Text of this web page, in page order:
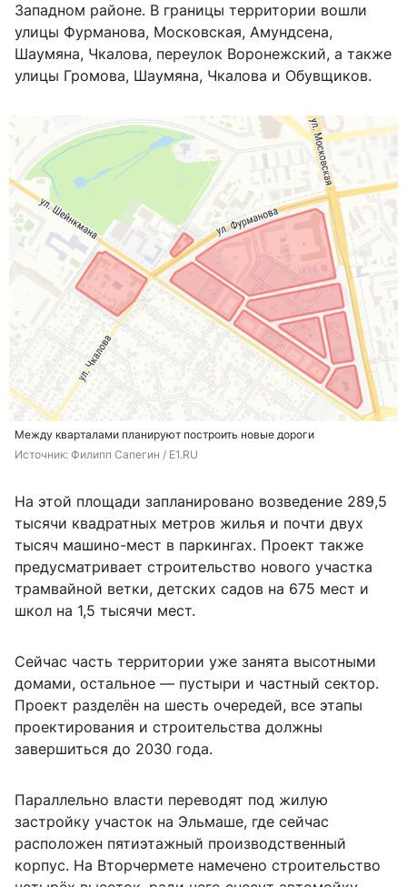
Западном районе. В границы территории вошли
улицы Фурманова, Московская, Амундсена,
Шаумяна, Чкалова, переулок Воронежский, а также
улицы Громова, Шаумяна, Чкалова и Обувщиков.
Между кварталами планируют построить новые дороги
Источник: Филипп Сапегин / E1.RU
На этой площади запланировано возведение 289,5
тысячи квадратных метров жилья и почти двух
тысяч машино-мест в паркингах. Проект также
предусматривает строительство нового участка
трамвайной ветки, детских садов на 675 мест и
школ на 1,5 тысячи мест.
Сейчас часть территории уже занята высотными
домами, остальное — пустыри и частный сектор.
Проект разделён на шесть очередей, все этапы
проектирования и строительства должны
завершиться до 2030 года.
Параллельно власти переводят под жилую
застройку участок на Эльмаше, где сейчас
расположен пятиэтажный производственный
корпус. На Вторчермете намечено строительство